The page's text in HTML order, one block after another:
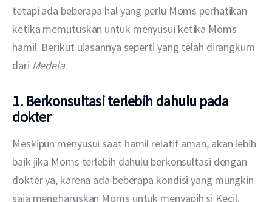
tetapi ada beberapa hal yang perlu Moms perhatikan
ketika memutuskan untuk menyusui ketika Moms
hamil. Berikut ulasannya seperti yang telah dirangkum
dari Medela.
1. Berkonsultasi terlebih dahulu pada
dokter
Meskipun menyusui saat hamil relatif aman, akan lebih
baik jika Moms terlebih dahulu berkonsultasi dengan
dokter ya, karena ada beberapa kondisi yang mungkin
saja mengharuskan Moms untuk menyapih si Kecil.